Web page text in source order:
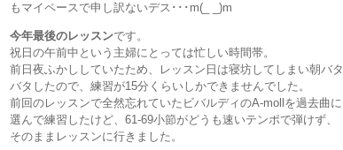
もマイペースで申し訳ないデス･･･m(_ _)m
今年最後のレッスンです。
祝日の午前中という主婦にとっては忙しい時間帯。
前日夜ふかししていたため、レッスン日は寝坊してしまい朝バタ
バタしたので、練習が15分くらいしかできませんでした。
前回のレッスンで全然忘れていたビバルディのA-mollを過去曲に
選んで練習したけど、61-69小節がどうも速いテンポで弾けず、
そのままレッスンに行きました。